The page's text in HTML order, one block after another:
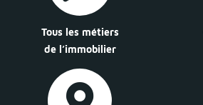
Tous les métiers
de l’immobilier